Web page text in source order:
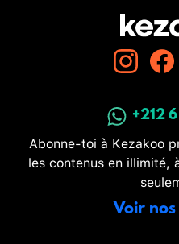
+212
Abonne-toi à Kezakoo
les contenus en illimité,
Voir